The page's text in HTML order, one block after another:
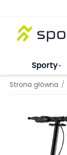
Sporty
Strona główna /